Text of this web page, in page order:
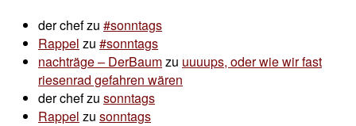
der chefzu #sonntags
Rappel zu #sonntags
nachträge – DerBaumzu uuuups, oder wie wir fast
riesenrad gefahren wären
der chefzu sonntags
Rappel zu sonntags